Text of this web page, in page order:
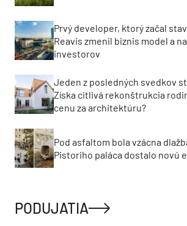
Prvý developer, ktorý začal
Reavis zmenil biznis model a
investorov
Jeden z posledných svedkov
Získa citlivá rekonštrukcia
cenu za architektúru?
Pod asfaltom bola vzácna
Pistoriho paláca dostalo novú
PODUJATIA